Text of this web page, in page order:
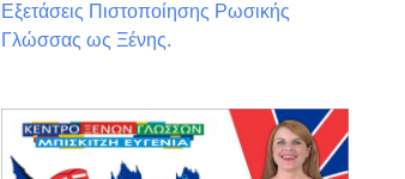
Εξετάσεις Πιστοποίησης Ρωσικής
Γλώσσας ως Ξένης.